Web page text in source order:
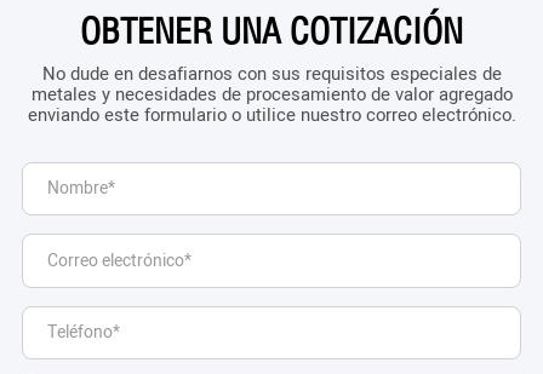
OBTENER UNA COTIZACIÓN
No dude en desafiarnos con sus requisitos especiales de
metales y necesidades de procesamiento de valor agregado
enviando este formulario o utilice nuestro correo electrónico.